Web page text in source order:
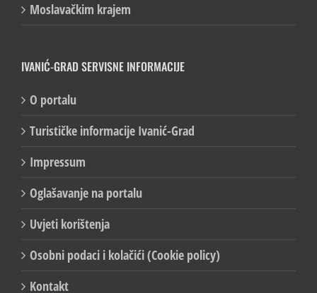
Moslavačkim krajem
IVANIĆ-GRAD SERVISNE INFORMACIJE
O portalu
Turističke informacije Ivanić-Grad
Impressum
Oglašavanje na portalu
Uvjeti korištenja
Osobni podaci i kolačići (Cookie policy)
Kontakt